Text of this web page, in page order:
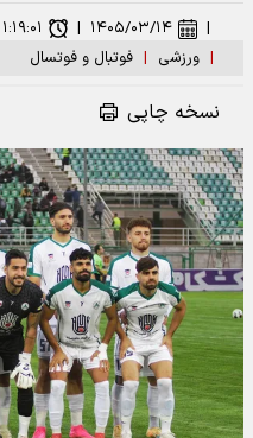
| ورزشی | فوتبال و فوتسال
| ۱۴۰۵/۰۳/۱۴ |
نسخه چاپی